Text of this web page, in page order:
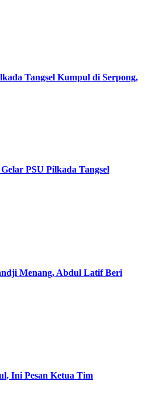
Tangsel Kumpul di Serpong,
PSU Pilkada Tangsel
Menang, Abdul Latif Beri
Ini Pesan Ketua Tim